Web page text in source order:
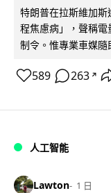
特朗普在拉斯維加
程焦慮病」，聲稱
制令。惟專業車媒隨
589 263 ↗
人工智能
Lawton 1 日